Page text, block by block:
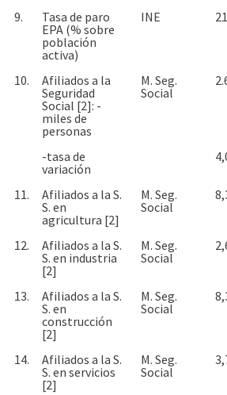
9.
Tasa de paro
EPA (% sobre
población
activa)
INE
10.
Afiliados a la
Seguridad
Social [2]: -
miles de
personas
M. Seg.
Social
-tasa de
variación
11.
Afiliados a la S.
S. en
agricultura [2]
M. Seg.
Social
12.
Afiliados a la S.
S. en industria
[2]
M. Seg.
Social
13.
Afiliados a la S.
S. en
construcción
[2]
M. Seg.
Social
14.
Afiliados a la S.
S. en servicios
[2]
M. Seg.
Social